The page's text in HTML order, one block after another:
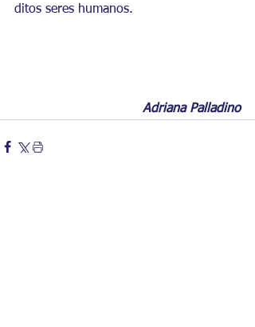
ditos seres humanos.
Adriana Palladino